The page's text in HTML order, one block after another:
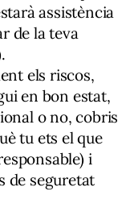
assistència
de la teva
els riscos,
en bon estat,
o no, cobris
tu ets el que
i
de seguretat